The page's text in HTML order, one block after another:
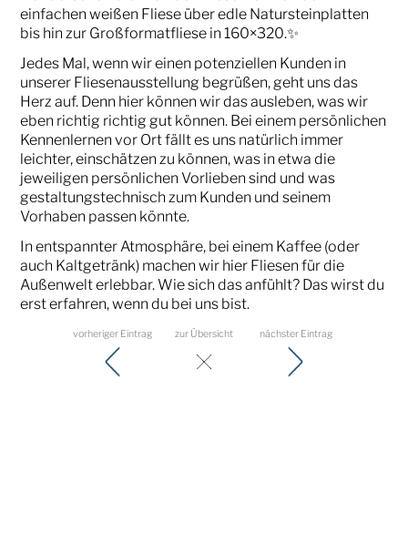
einfachen weißen Fliese über edle Natursteinplatten
bis hin zur Großformatfliese in 160×320.✨
Jedes Mal, wenn wir einen potenziellen Kunden in
unserer Fliesenausstellung begrüßen, geht uns das
Herz auf. Denn hier können wir das ausleben, was wir
eben richtig richtig gut können. Bei einem persönlichen
Kennenlernen vor Ort fällt es uns natürlich immer
leichter, einschätzen zu können, was in etwa die
jeweiligen persönlichen Vorlieben sind und was
gestaltungstechnisch zum Kunden und seinem
Vorhaben passen könnte.
In entspannter Atmosphäre, bei einem Kaffee (oder
auch Kaltgetränk) machen wir hier Fliesen für die
Außenwelt erlebbar. Wie sich das anfühlt? Das wirst du
erst erfahren, wenn du bei uns bist.
vorheriger Eintrag zur Übersicht nächster Eintrag